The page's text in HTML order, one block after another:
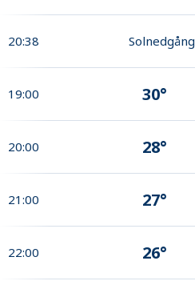
20:38 Solnedgång
19:00 30°
20:00 28°
21:00 27°
22:00 26°